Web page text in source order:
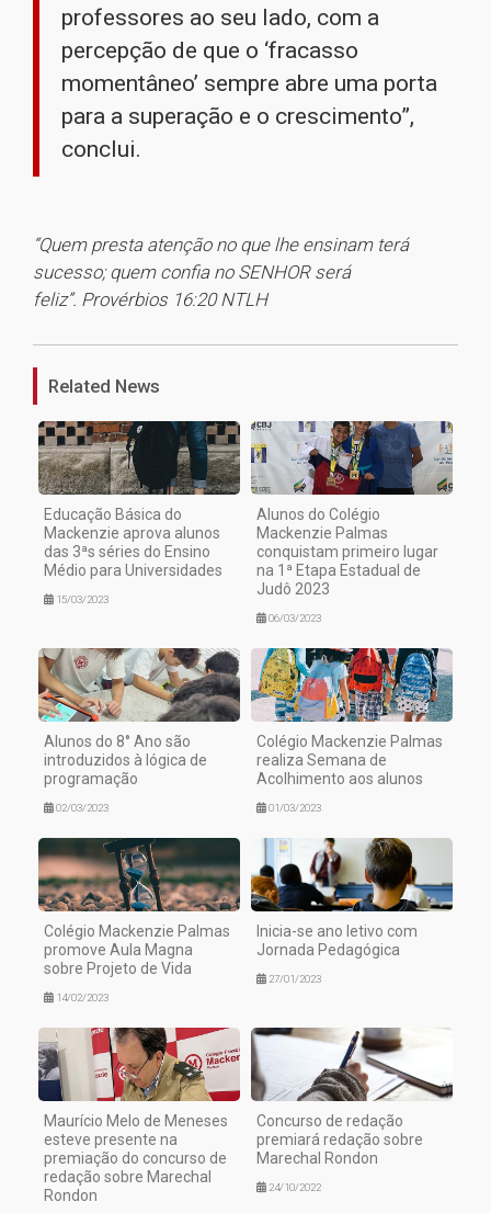
professores ao seu lado, com a
percepção de que o ‘fracasso
momentâneo’ sempre abre uma porta
para a superação e o crescimento”,
conclui.
“Quem presta atenção no que lhe ensinam terá
sucesso; quem confia no SENHOR será
feliz”. Provérbios 16:20 NTLH
1
Related News
Educação Básica do
Mackenzie aprova alunos
das 3ªs séries do Ensino
Médio para Universidades
15/03/2023
Alunos do Colégio
Mackenzie Palmas
conquistam primeiro lugar
na 1ª Etapa Estadual de
Judô 2023
06/03/2023
Alunos do 8° Ano são
introduzidos à lógica de
programação
02/03/2023
Colégio Mackenzie Palmas
realiza Semana de
Acolhimento aos alunos
01/03/2023
Colégio Mackenzie Palmas
promove Aula Magna
sobre Projeto de Vida
14/02/2023
Inicia-se ano letivo com
Jornada Pedagógica
27/01/2023
Maurício Melo de Meneses
esteve presente na
premiação do concurso de
redação sobre Marechal
Rondon
Concurso de redação
premiará redação sobre
Marechal Rondon
24/10/2022